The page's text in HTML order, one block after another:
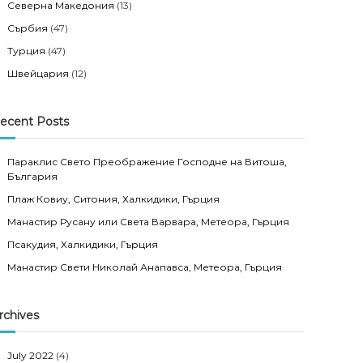
Северна Македония (13)
Сърбия (47)
Турция (47)
Швейцария (12)
Posts
Параклис Свето Преображение Господне на Витоша,
България
Плаж Ковиу, Ситония, Халкидики, Гърция
Манастир Русану или Света Варвара, Метеора, Гърция
Псакудия, Халкидики, Гърция
Манастир Свети Николай Анапавса, Метеора, Гърция
July 2022 (4)